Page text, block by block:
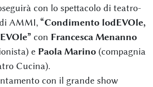
con lo spettacolo di teatro-
AMMI, “Condimento lodEVOle,
con Francesca Menanno
e Paola Marino(compagnia
Cucina).
con il grande show